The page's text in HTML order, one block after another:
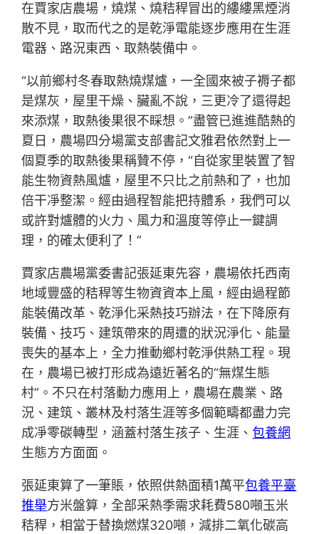
在賈家店農場，燒煤、燒秸稈冒出的縷縷黑煙消
散不見，取而代之的是乾淨電能逐步應用在生涯
電器、路況東西、取熱裝備中。
“以前鄉村冬春取熱燒煤爐，一全國來被子褥子都
是煤灰，屋里干燥、臟亂不說，三更冷了還得起
來添煤，取熱後果很不睬想。”盡管已進進酷熱的
夏日，農場四分場黨支部書記文雅君依然對上一
個夏季的取熱後果稱贊不停，“自從家里裝置了智
能生物資熱風爐，屋里不只比之前熱和了，也加
倍干凈整潔。經由過程智能把持體系，我們可以
或許對爐體的火力、風力和溫度等停止一鍵調
理，的確太便利了！”
賈家店農場黨委書記張延東先容，農場依托西南
地域豐盛的秸稈等生物資資本上風，經由過程節
能裝備改革、乾淨化采熱技巧辦法，在下降原有
裝備、技巧、建筑帶來的周遭的狀況淨化、能量
喪失的基本上，全力推動鄉村乾淨供熱工程。現
在，農場已被打形成為遠近著名的“無煤生態
村”。不只在村落動力應用上，農場在農業、路
況、建筑、叢林及村落生涯等多個範疇都盡力完
成凈零碳轉型，涵蓋村落生孩子、生涯、包養網
生態方方面面。
張延東算了一筆賬，依照供熱面積1萬平包養平臺
推舉方米盤算，全部采熱季需求耗費580噸玉米
秸稈，相當于替換燃煤320噸，減排二氧化碳高